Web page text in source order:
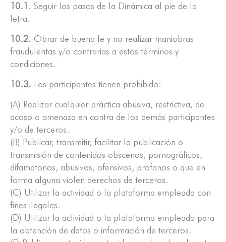
10.1 . Seguir los pasos de la Dinámica al pie de la
letra.
10.2. Obrar de buena fe y no realizar maniobras
fraudulentas y/o contrarias a estos términos y
condiciones.
10.3. Los participantes tienen prohibido:
(A) Realizar cualquier práctica abusiva, restrictiva, de
acoso o amenaza en contra de los demás participantes
y/o de terceros.
(B) Publicar, transmitir, facilitar la publicación o
transmisión de contenidos obscenos, pornográficos,
difamatorios, abusivos, ofensivos, profanos o que en
forma alguna violen derechos de terceros.
(C) Utilizar la actividad o la plataforma empleada con
fines ilegales.
(D) Utilizar la actividad o la plataforma empleada para
la obtención de datos o información de terceros.